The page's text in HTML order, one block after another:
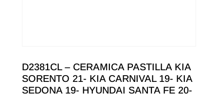
D2381CL – CERAMICA PASTILLA KIA
SORENTO 21- KIA CARNIVAL 19- KIA
SEDONA 19- HYUNDAI SANTA FE 20-